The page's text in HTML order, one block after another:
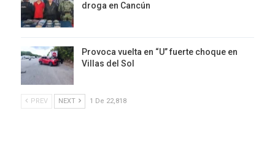
droga en Cancún
Provoca vuelta en “U” fuerte choque en
Villas del Sol
PREV NEXT 1 De 22,818